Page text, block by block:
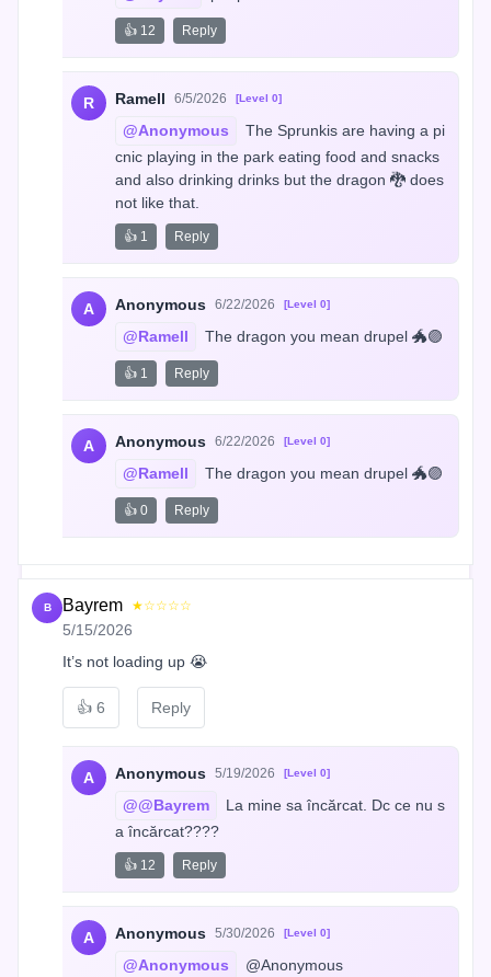
👍 12 Reply
R Ramell 6/5/2026 [Level 0]
@Anonymous
The Sprunkis are having a pi
cnic playing in the park eating food and snacks
and also drinking drinks but the dragon 🐉 does
not like that.
👍 1 Reply
A Anonymous 6/22/2026 [Level 0]
@Ramell The dragon you mean drupel 🐲🟣
👍 1 Reply
A Anonymous 6/22/2026 [Level 0]
@Ramell The dragon you mean drupel 🐲🟣
👍 0 Reply
B Bayrem ★☆☆☆☆
5/15/2026
It’s not loading up 😭
👍 6 Reply
A Anonymous 5/19/2026 [Level 0]
@@Bayrem
La mine sa încărcat. Dc ce nu s
a încărcat????
👍 12 Reply
A Anonymous 5/30/2026 [Level 0]
@Anonymous @Anonymous